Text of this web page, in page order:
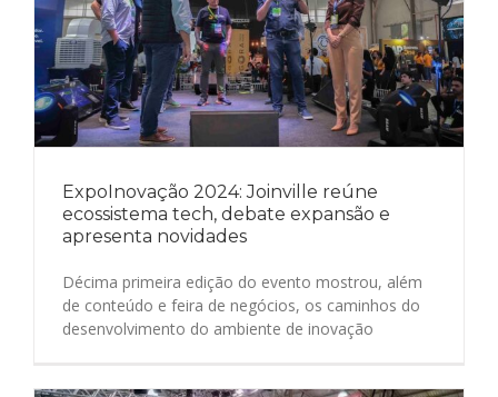
ExpoInovação 2024: Joinville reúne
ecossistema tech, debate expansão e
apresenta novidades
Décima primeira edição do evento mostrou, além
de conteúdo e feira de negócios, os caminhos do
desenvolvimento do ambiente de inovação